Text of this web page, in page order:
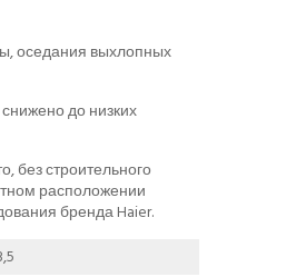
оседания выхлопных
до низких
без строительного
расположении
бренда Haier.